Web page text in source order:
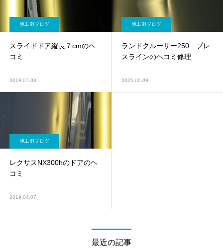
施工例ブログ
スライドドア縦長７cmのヘ
コミ
2019.07.08
施工例ブログ
ランドクルーザー250 プレ
スラインのヘコミ修理
2025.06.09
施工例ブログ
レクサスNX300hのドアのヘ
コミ
2019.04.07
最近の記事